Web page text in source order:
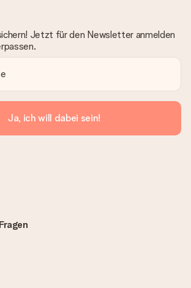
Jetzt für den Newsletter anmelden
Ja, ich will dabei sein!